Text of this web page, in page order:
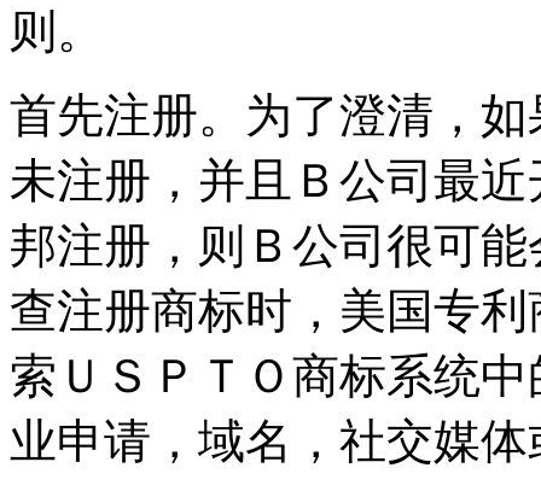
则。
首先注册。为了澄清，
未注册，并且Ｂ公司最
邦注册，则Ｂ公司很可
查注册商标时，美国专
索ＵＳＰＴＯ商标系统
业申请，域名，社交媒